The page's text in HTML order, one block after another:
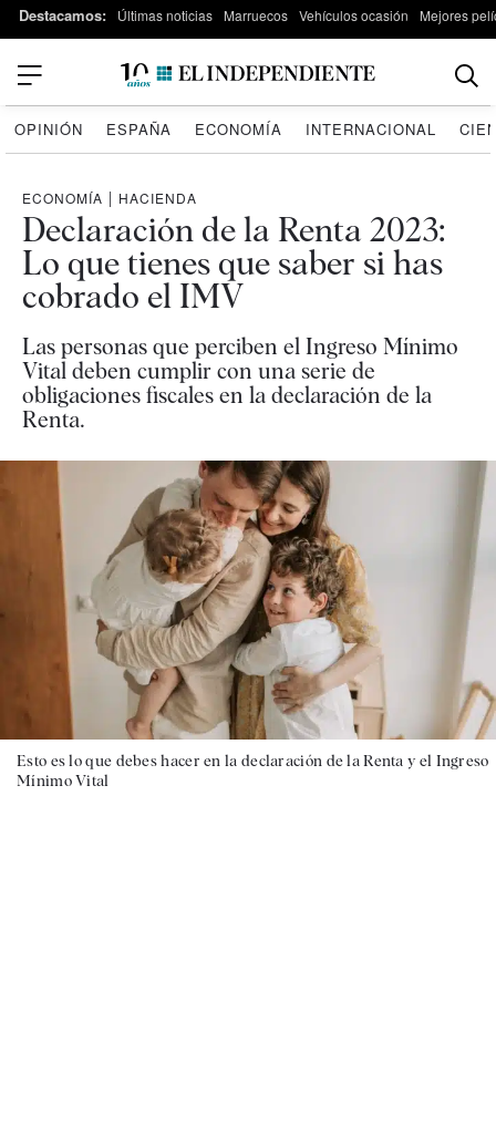
Destacamos: Últimas noticias Marruecos Vehículos ocasión Mejores
OPINIÓN ESPAÑA ECONOMÍA INTERNACIONAL
ECONOMÍA | HACIENDA
Declaración de la Renta 2023:
Lo que tienes que saber si has
cobrado el IMV
Las personas que perciben el Ingreso Mínimo
Vital deben cumplir con una serie de
obligaciones fiscales en la declaración de la
Renta.
Esto es lo que debes hacer en la declaración de la Renta y el Ingreso
Mínimo Vital